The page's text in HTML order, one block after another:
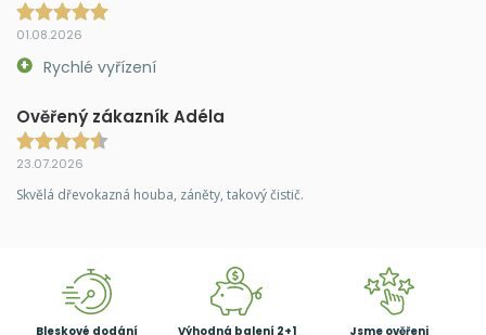
01.08.2026
Rychlé vyřízení
Ověřený zákazník Adéla
23.07.2026
Skvělá dřevokazná houba, záněty, takový čistič.
Bleskové dodání Výhodná balení 2+1
Jsme ověřeni